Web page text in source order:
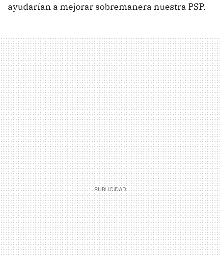
ayudarían a mejorar sobremanera nuestra PSP.